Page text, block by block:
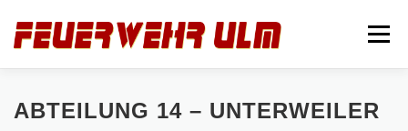
Inhalt
springen
Menü
STARTSEITE ABTEILUNGEN NEUIGKEITEN
ABTEILUNG 14 – UNTERWEILER